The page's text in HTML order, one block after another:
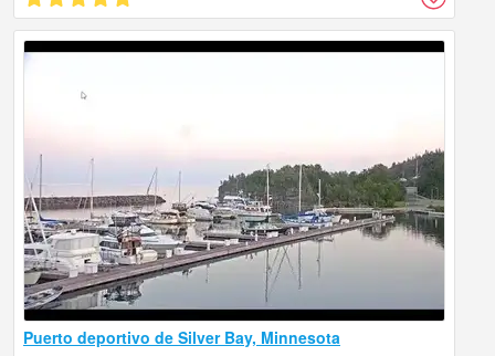
Puerto deportivo de Silver Bay, Minnesota